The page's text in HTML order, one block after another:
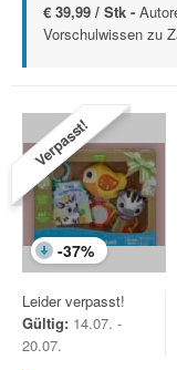
€ 39,99 / Stk -
Vorschulwissen zu
Verpasst!
-37%
Leider verpasst!
Gültig: 14.07. -
20.07.